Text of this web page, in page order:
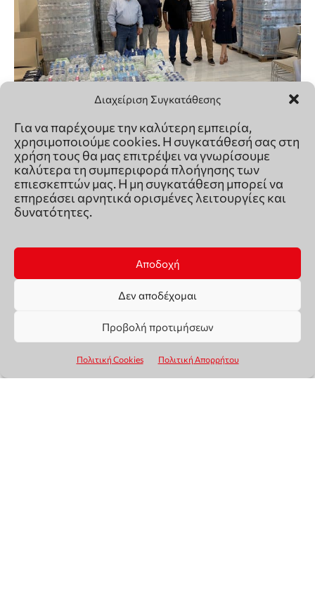
Διαχείριση Συγκατάθεσης
Για να παρέχουμε την καλύτερη εμπειρία,
χρησιμοποιούμε cookies. Η συγκατάθεσή σας στη
χρήση τους θα μας επιτρέψει να γνωρίσουμε
καλύτερα τη συμπεριφορά πλοήγησης των
επιεσκεπτών μας. Η μη συγκατάθεση μπορεί να
επηρεάσει αρνητικά ορισμένες λειτουργίες και
δυνατότητες.
Αποδοχή
Δεν αποδέχομαι
Προβολή προτιμήσεων
Πολιτική Cookies Πολιτική Απορρήτου